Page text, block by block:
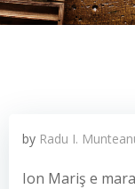
by Radu I.
Ion Mariş e